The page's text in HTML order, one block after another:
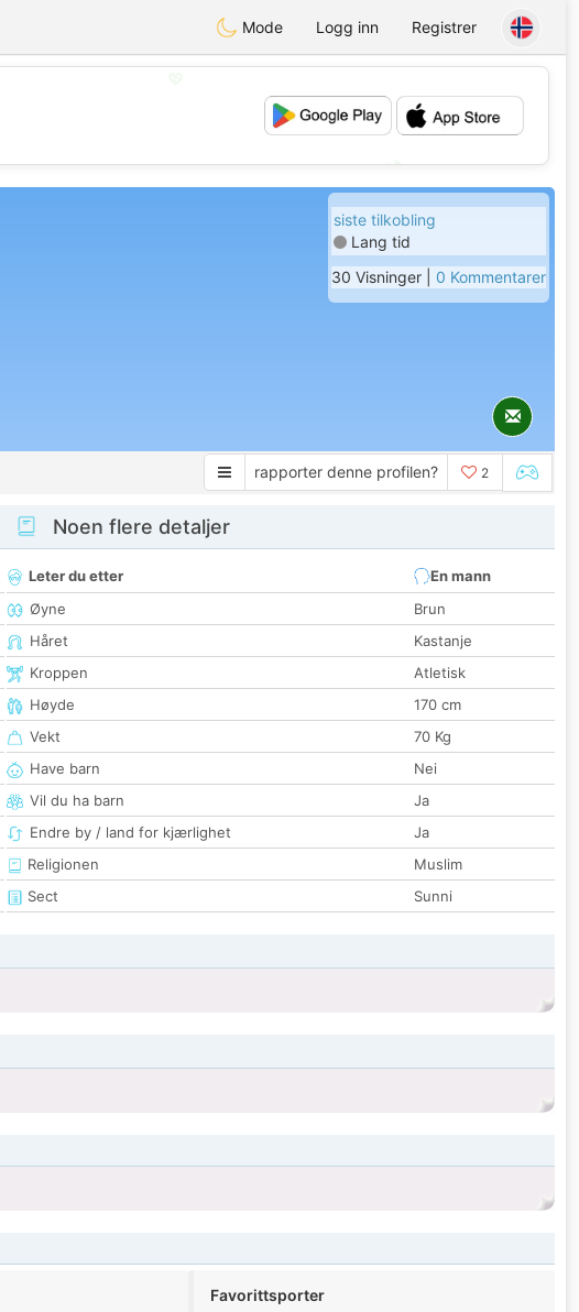
Mode Logg inn Registrer
💕
siste tilkobling
Lang tid
30 Visninger | 0 Kommentarer
rapporter denne profilen? 2
Noen flere detaljer
Leter du etter
En mann
Øyne
Brun
Håret
Kastanje
Kroppen
Atletisk
Høyde
170 cm
Vekt
70 Kg
Have barn
Nei
Vil du ha barn
Ja
Endre by / land for kjærlighet
Ja
Religionen
Muslim
Sect
Sunni
Favorittsporter